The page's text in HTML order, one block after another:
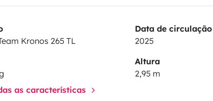
Kronos 265 TL
Data de circulação
2025
Altura
2,95 m
as características